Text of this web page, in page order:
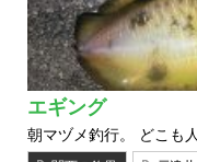
エギング
朝マヅメ釣行。 どこも